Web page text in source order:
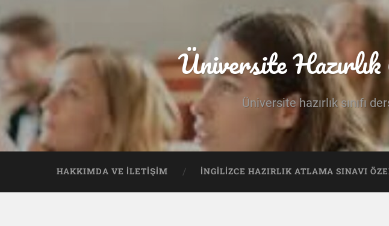
Üniversite Hazırlık
Üniversite hazırlık sınıfı
HAKKIMDA VE İLETIŞIM İNGILIZCE HAZIRLIK ATLAMA SINAVI